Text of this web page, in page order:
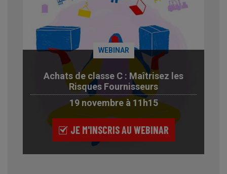
WEBINAR
Achats de classe C : Maîtrisez les
Risques Fournisseurs
19 novembre à 11h15
JE M'INSCRIS AU WEBINAR